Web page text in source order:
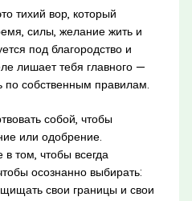
тихий вор, который
силы, желание жить и
под благородство и
лишает тебя главного —
по собственным правилам.
собой, чтобы
или одобрение.
том, чтобы всегда
осознанно выбирать:
свои границы и свои